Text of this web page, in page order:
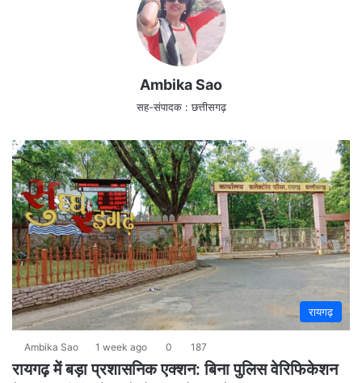
Ambika Sao
सह-संपादक : छत्तीसगढ़
रायगढ़
Ambika Sao 1 week ago 0 187
रायगढ़ में बड़ा प्रशासनिक एक्शन: बिना पुलिस वेरिफिकेशन